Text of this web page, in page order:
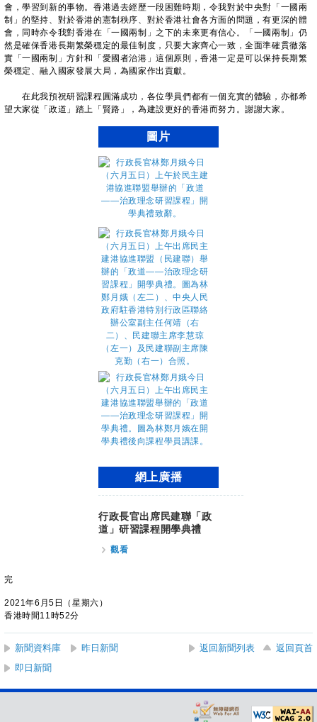
會，學習到新的事物。香港過去經歷一段困難時期，令我對於中央對「一國兩
制」的堅持、對於香港的憲制秩序、對於香港社會各方面的問題，有更深的體
會，同時亦令我對香港在「一國兩制」之下的未來更有信心。「一國兩制」仍
然是確保香港長期繁榮穩定的最佳制度，只要大家齊心一致，全面準確貫徹落
實「一國兩制」方針和「愛國者治港」這個原則，香港一定是可以保持長期繁
榮穩定、融入國家發展大局，為國家作出貢獻。
在此我預祝研習課程圓滿成功，各位學員們都有一個充實的體驗，亦都希
望大家從「政道」踏上「賢路」，為建設更好的香港而努力。謝謝大家。
圖片
網上廣播
行政長官出席民建聯「政
道」研習課程開學典禮
觀看
完
2021年6月5日（星期六）
香港時間11時52分
新聞資料庫 昨日新聞 返回新聞列表
返回頁首
即日新聞